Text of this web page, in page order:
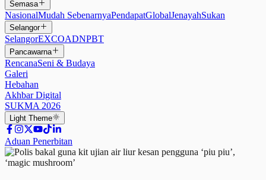
Semasa
NasionalMudah SebenarnyaPendapatGlobalJenayahSukan
Selangor
SelangorEXCOADNPBT
Pancawarna
RencanaSeni & Budaya
Galeri
Hebahan
Akhbar Digital
SUKMA 2026
Light Theme
Aduan Penerbitan